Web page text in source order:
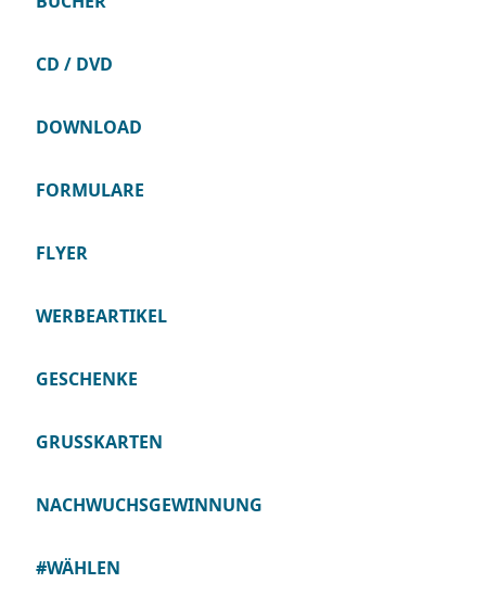
CD / DVD
DOWNLOAD
FORMULARE
FLYER
WERBEARTIKEL
GESCHENKE
GRUSSKARTEN
NACHWUCHSGEWINNUNG
#WÄHLEN